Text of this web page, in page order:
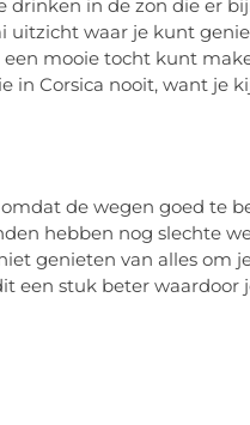
drinken in de zon die er
uitzicht waar je kunt
mooie tocht kunt
in Corsica nooit, want je
de wegen goed te
hebben nog slechte
genieten van alles om
een stuk beter waardoor